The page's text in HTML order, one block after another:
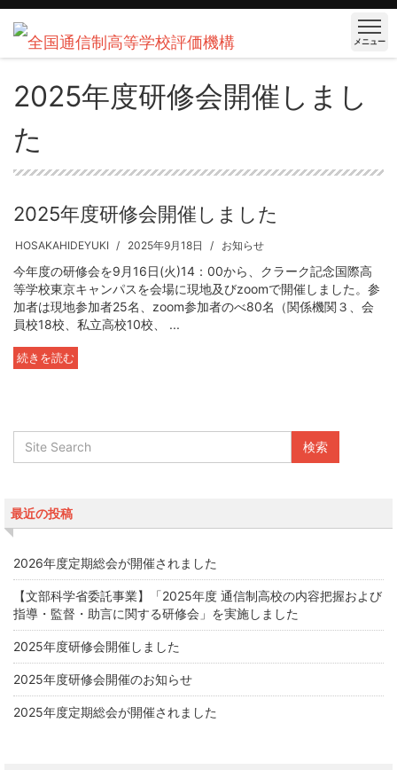
メニュー
2025年度研修会開催しまし
た
2025年度研修会開催しました
HOSAKAHIDEYUKI 2025年9月18日 お知らせ
今年度の研修会を9月16日(火)14：00から、クラーク記念国際高
等学校東京キャンパスを会場に現地及びzoomで開催しました。参
加者は現地参加者25名、zoom参加者のべ80名（関係機関３、会
員校18校、私立高校10校、 ...
続きを読む
最近の投稿
2026年度定期総会が開催されました
【文部科学省委託事業】「2025年度 通信制高校の内容把握および
指導・監督・助言に関する研修会」を実施しました
2025年度研修会開催しました
2025年度研修会開催のお知らせ
2025年度定期総会が開催されました